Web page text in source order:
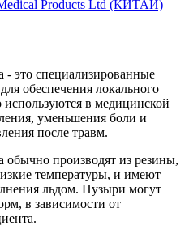
Products Ltd (КИТАЙ)
это специализированные
обеспечения локального
в медицинской
уменьшения боли и
после травм.
производят из резины,
температуры, и имеют
льдом. Пузыри могут
в зависимости от